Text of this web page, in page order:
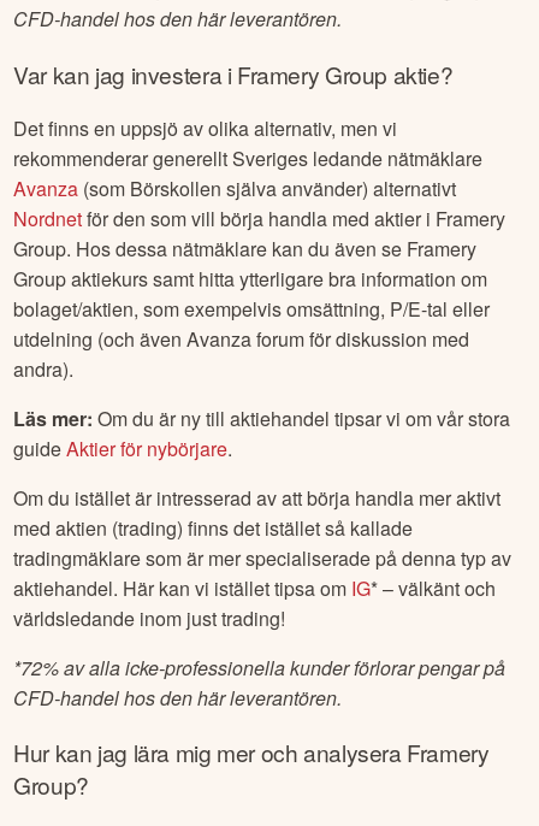
CFD-handel hos den här leverantören.
Var kan jag investera iFramery Group aktie?
Det finns en uppsjö av olika alternativ, men vi
rekommenderar generellt Sveriges ledande nätmäklare
Avanza (som Börskollen själva använder) alternativt
Nordnetför den som vill börja handla med aktier i Framery
Group. Hos dessa nätmäklare kan du även se Framery
Groupaktiekurs samt hitta ytterligare bra information om
bolaget/aktien, som exempelvis omsättning, P/E-tal eller
utdelning (och även Avanza forum för diskussion med
andra).
Läs mer: Om du är ny till aktiehandel tipsar vi om vår stora
guideAktier för nybörjare.
Om du istället är intresserad av att börja handla mer aktivt
med aktien (trading) finns det istället så kallade
tradingmäklare som är mer specialiserade på denna typ av
aktiehandel. Här kan vi istället tipsa om IG* – välkänt och
världsledande inom just trading!
*72% av alla icke-professionella kunder förlorar pengar på
CFD-handel hos den här leverantören.
Hur kan jag lära mig mer och analyseraFramery
Group?